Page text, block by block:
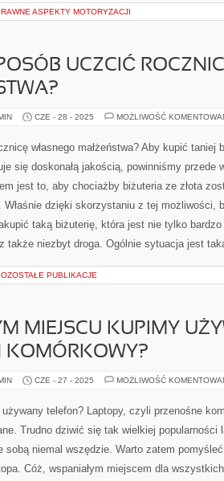
ASPEKTY MOTORYZACJI
UCZCIĆ
CZE - 28 - 2025 MOŻLIWOŚĆ
własnego małżeństwa? Aby kupić taniej
się doskonałą jakością, powinniśmy
jest to, aby chociażby biżuteria ze złota
Właśnie dzięki skorzystaniu z tej możliwości,
taką biżuterię, która jest nie tylko
także niezbyt droga. Ogólnie sytuacja jest
PUBLIKACJE
MIEJSCU KUPIMY
KOMÓRKOWY?
CZE - 27 - 2025 MOŻLIWOŚĆ
telefon? Laptopy, czyli przenośne
Trudno dziwić się tak wielkiej popularności
sobą niemal wszędzie. Warto zatem
Cóż, wspaniałym miejscem dla